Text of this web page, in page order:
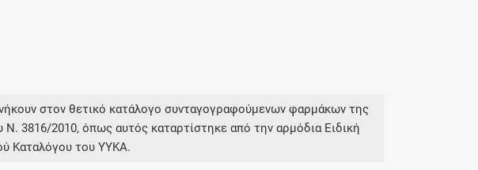
στον θετικό κατάλογο συνταγογραφούμενων φαρμάκων της
3816/2010, όπως αυτός καταρτίστηκε από την αρμόδια Ειδική
Καταλόγου του ΥΥΚΑ.